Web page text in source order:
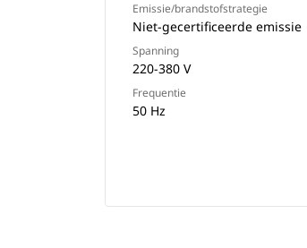
Emissie/brandstofstrategie
Niet-gecertificeerde emissie
Spanning
220-380 V
Frequentie
50 Hz